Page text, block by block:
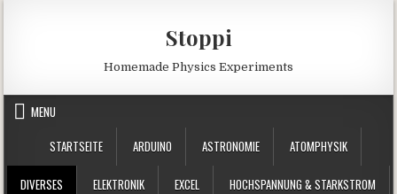
Stoppi
Homemade Physics Experiments
MENU
STARTSEITE
ARDUINO ASTRONOMIE ATOMPHYSIK
DIVERSES ELEKTRONIK EXCEL HOCHSPANNUNG & STARKSTROM